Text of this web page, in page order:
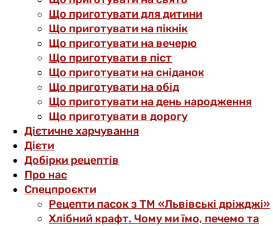
Що приготувати для дитини
Що приготувати на пікнік
Що приготувати на вечерю
Що приготувати в піст
Що приготувати на сніданок
Що приготувати на обід
Що приготувати на день народження
Що приготувати в дорогу
Дієтичне харчування
Дієти
Добірки рецептів
Про нас
Спецпроєкти
Рецепти пасок з ТМ «Львівські дріжджі»
Хлібний крафт. Чому ми їмо, печемо та